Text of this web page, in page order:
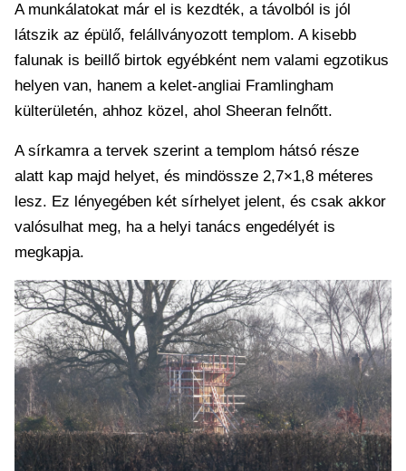
A munkálatokat már el is kezdték, a távolból is jól
látszik az épülő, felállványozott templom. A kisebb
falunak is beillő birtok egyébként nem valami egzotikus
helyen van, hanem a kelet-angliai Framlingham
külterületén, ahhoz közel, ahol Sheeran felnőtt.
A sírkamra a tervek szerint a templom hátsó része
alatt kap majd helyet, és mindössze 2,7×1,8 méteres
lesz. Ez lényegében két sírhelyet jelent, és csak akkor
valósulhat meg, ha a helyi tanács engedélyét is
megkapja.